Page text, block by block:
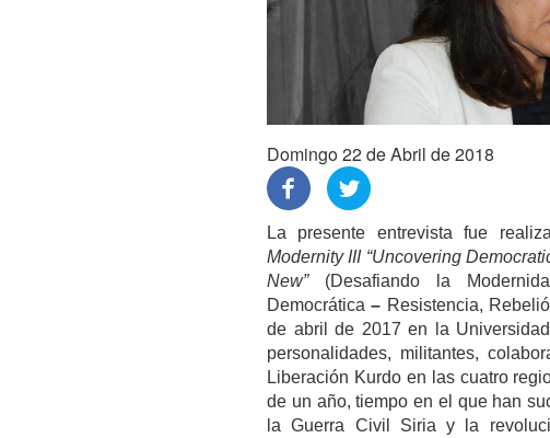
Domingo 22 de Abril de 2018
La presente entrevista fue
Modernity III “Uncovering
New”(Desafiando la
Democrática– Resistencia,
de abril de 2017 en la
personalidades, militantes,
Liberación Kurdo en las cuatro
de un año, tiempo en el que han
la Guerra Civil Siria y la